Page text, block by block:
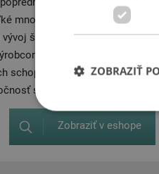
množstvo homologácií pre
vývoj športových a
na trhu s pneumatikami.
schopností a odborných
s dlhou tradíciou, ktorá
Zobraziť v eshope
ZOBRAZIŤ